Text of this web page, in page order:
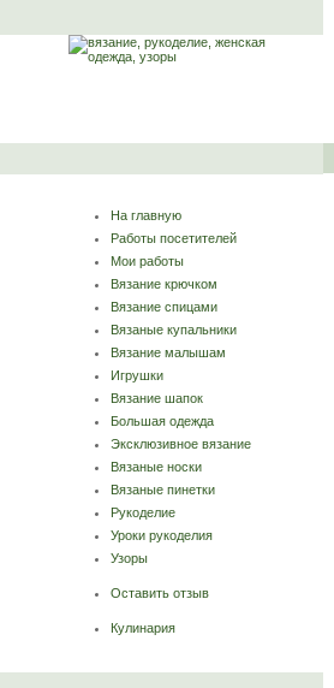
На главную
Работы посетителей
Мои работы
Вязание крючком
Вязание спицами
Вязаные купальники
Вязание малышам
Игрушки
Вязание шапок
Большая одежда
Эксклюзивное вязание
Вязаные носки
Вязаные пинетки
Рукоделие
Уроки рукоделия
Узоры
Оставить отзыв
Кулинария